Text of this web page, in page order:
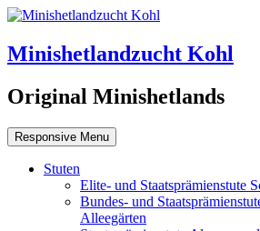
Minishetlandzucht Kohl
Original Minishetlands
Responsive Menu
Stuten
Elite- und Staatsprämienstute
Bundes- und
Alleegärten